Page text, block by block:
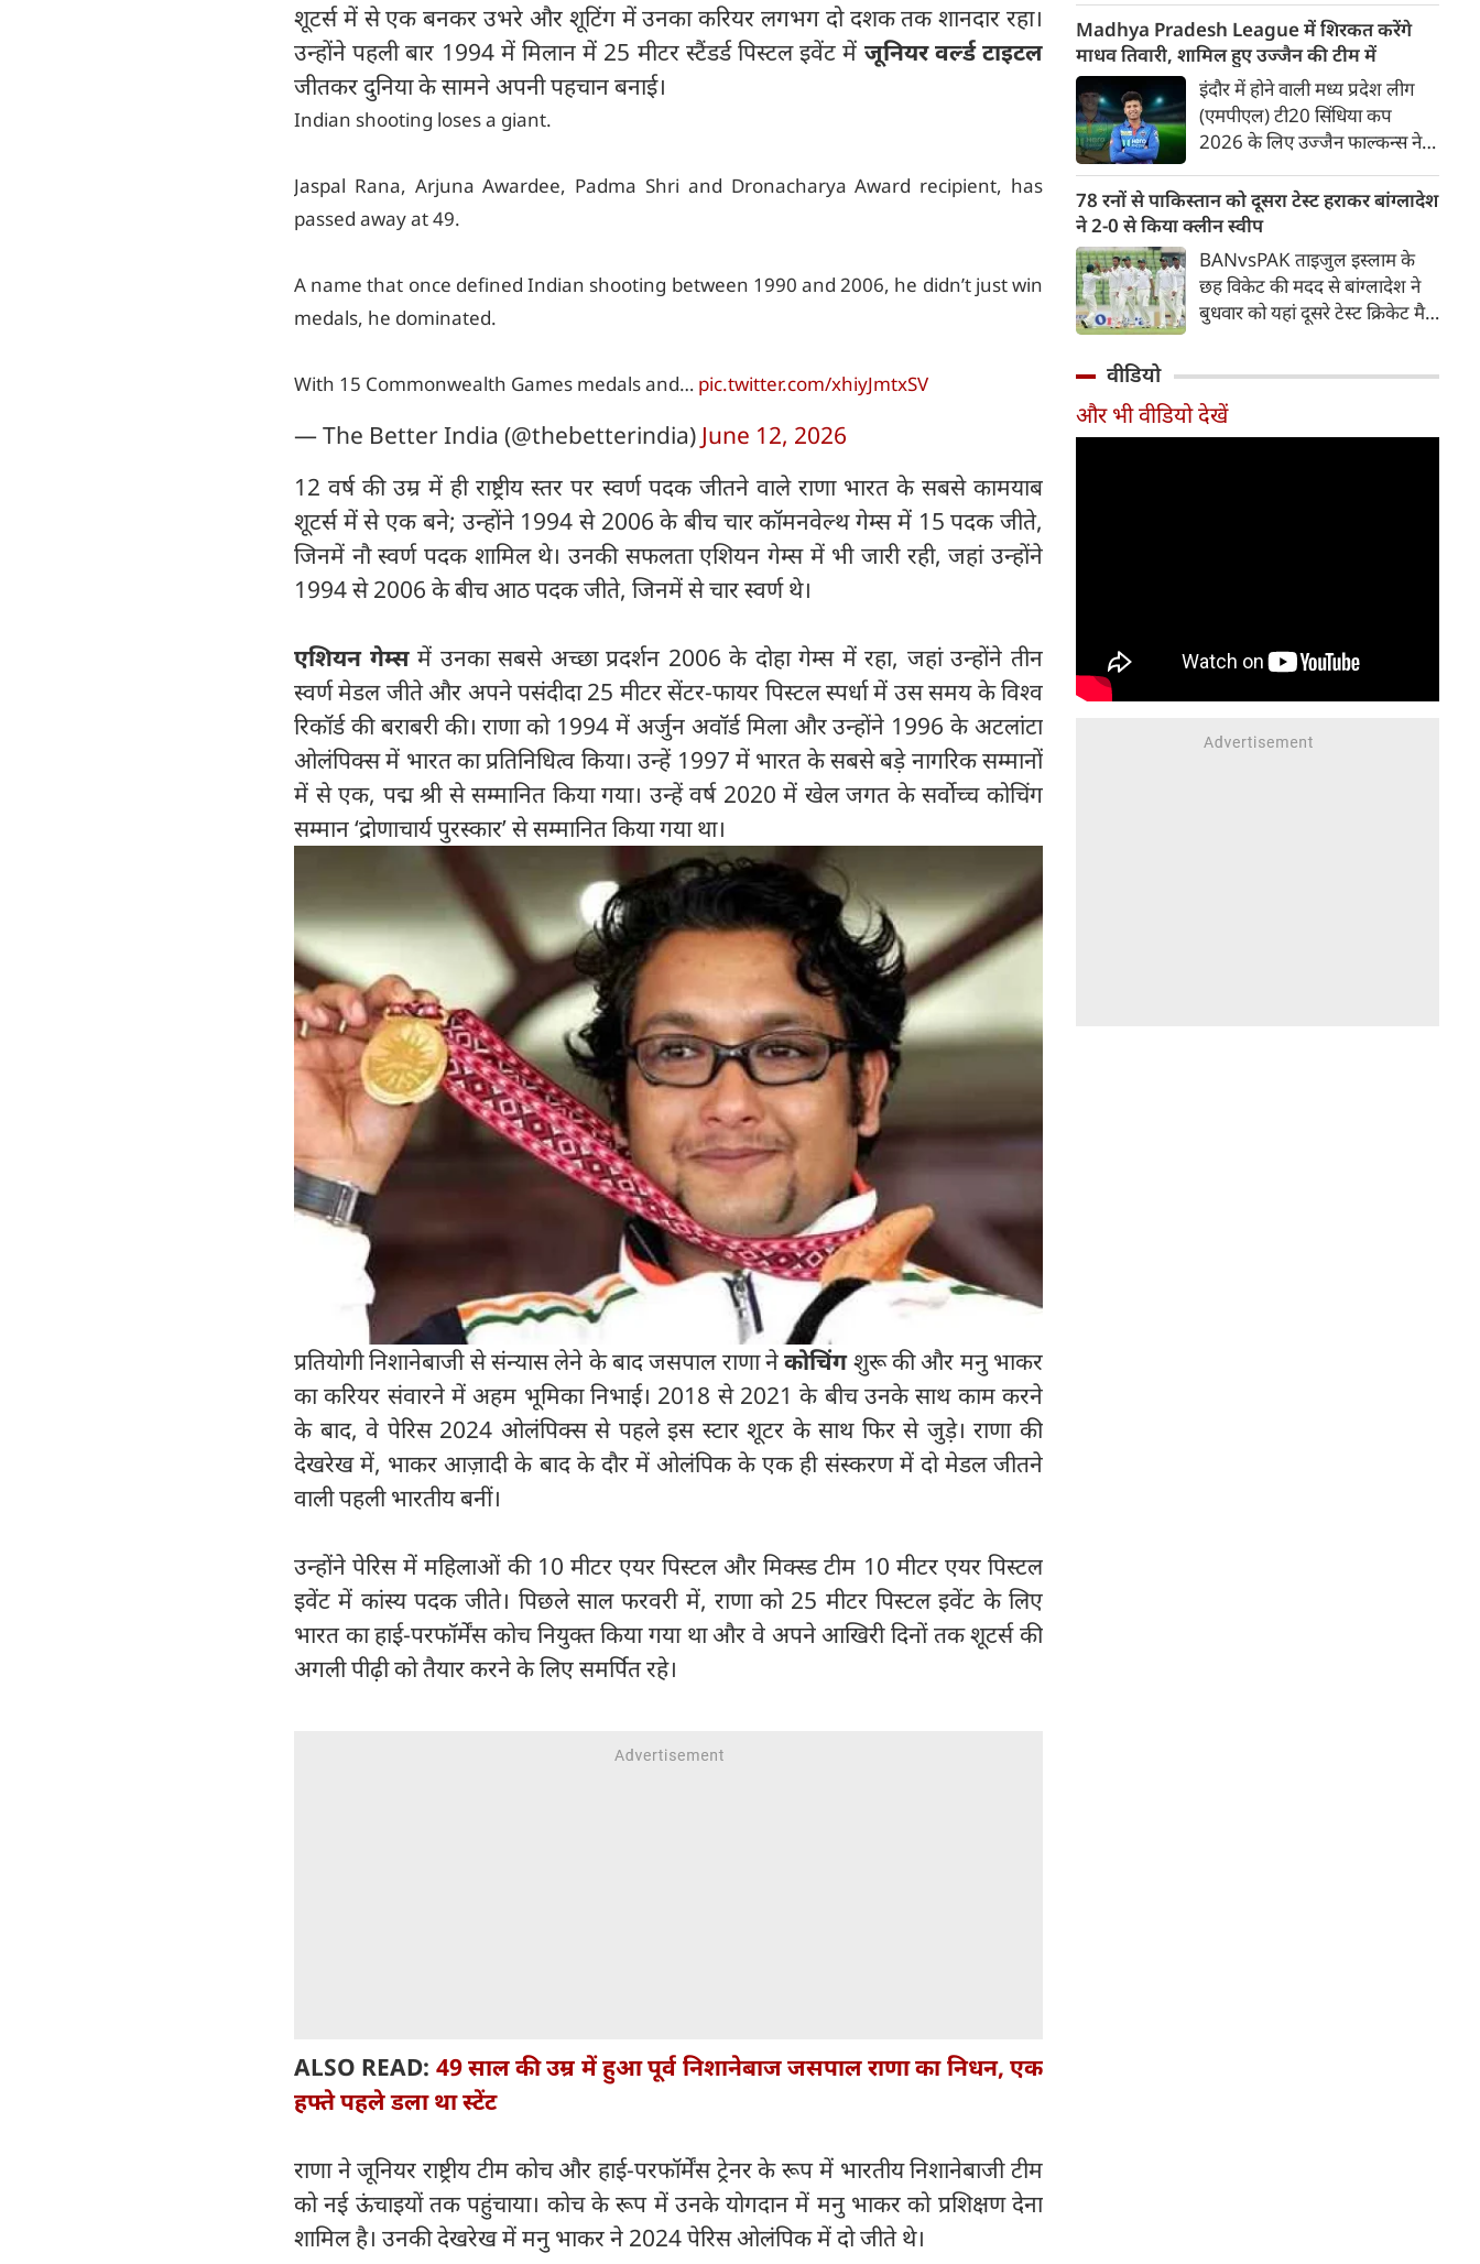
शूटर्स में से एक बनकर उभरे और शूटिंग में उनका करियर लगभग दो दशक तक शानदार रहा।
उन्होंने पहली बार 1994 में मिलान में 25 मीटर स्टैंडर्ड पिस्टल इवेंट में जूनियर वर्ल्ड टाइटल
जीतकर दुनिया के सामने अपनी पहचान बनाई।
Indian shooting loses a giant.
Jaspal Rana, Arjuna Awardee, Padma Shri and Dronacharya Award recipient, has
passed away at 49.
A name that once defined Indian shooting between 1990 and 2006, he didn’t just win
medals, he dominated.
With 15 Commonwealth Games medals and… pic.twitter.com/xhiyJmtxSV
— The Better India (@thebetterindia) June 12, 2026
12 वर्ष की उम्र में ही राष्ट्रीय स्तर पर स्वर्ण पदक जीतने वाले राणा भारत के सबसे कामयाब
शूटर्स में से एक बने; उन्होंने 1994 से 2006 के बीच चार कॉमनवेल्थ गेम्स में 15 पदक जीते,
जिनमें नौ स्वर्ण पदक शामिल थे। उनकी सफलता एशियन गेम्स में भी जारी रही, जहां उन्होंने
1994 से 2006 के बीच आठ पदक जीते, जिनमें से चार स्वर्ण थे।
एशियन गेम्समें उनका सबसे अच्छा प्रदर्शन 2006 के दोहा गेम्स में रहा, जहां उन्होंने तीन
स्वर्ण मेडल जीते और अपने पसंदीदा 25 मीटर सेंटर-फायर पिस्टल स्पर्धा में उस समय के विश्व
रिकॉर्ड की बराबरी की। राणा को 1994 में अर्जुन अवॉर्ड मिला और उन्होंने 1996 के अटलांटा
ओलंपिक्स में भारत का प्रतिनिधित्व किया। उन्हें 1997 में भारत के सबसे बड़े नागरिक सम्मानों
में से एक, पद्म श्री से सम्मानित किया गया। उन्हें वर्ष 2020 में खेल जगत के सर्वोच्च कोचिंग
सम्मान ‘द्रोणाचार्य पुरस्कार’ से सम्मानित किया गया था।
प्रतियोगी निशानेबाजी से संन्यास लेने के बाद जसपाल राणा नेकोचिंगशुरू की और मनु भाकर
का करियर संवारने में अहम भूमिका निभाई। 2018 से 2021 के बीच उनके साथ काम करने
के बाद, वे पेरिस 2024 ओलंपिक्स से पहले इस स्टार शूटर के साथ फिर से जुड़े। राणा की
देखरेख में, भाकर आज़ादी के बाद के दौर में ओलंपिक के एक ही संस्करण में दो मेडल जीतने
वाली पहली भारतीय बनीं।
उन्होंने पेरिस में महिलाओं की 10 मीटर एयर पिस्टल और मिक्स्ड टीम 10 मीटर एयर पिस्टल
इवेंट में कांस्य पदक जीते। पिछले साल फरवरी में, राणा को 25 मीटर पिस्टल इवेंट के लिए
भारत का हाई-परफॉर्मेंस कोच नियुक्त किया गया था और वे अपने आखिरी दिनों तक शूटर्स की
अगली पीढ़ी को तैयार करने के लिए समर्पित रहे।
ALSO READ: 49 साल की उम्र में हुआ पूर्व निशानेबाज जसपाल राणा का निधन, एक
हफ्ते पहले डला था स्टेंट
राणा ने जूनियर राष्ट्रीय टीम कोच और हाई-परफॉर्मेंस ट्रेनर के रूप में भारतीय निशानेबाजी टीम
को नई ऊंचाइयों तक पहुंचाया। कोच के रूप में उनके योगदान में मनु भाकर को प्रशिक्षण देना
शामिल है। उनकी देखरेख में मनु भाकर ने 2024 पेरिस ओलंपिक में दो जीते थे।
टूर्नामेंट में दूसरे सबसे ज़्यादा हैं। सबसे
ज़्यादा 59 छक्के क्रिस गेल ने
आईपीएल 2012 में लगाए थे।
सूर्यवंशी की नज़रें अब गेल के रिकॉर्ड
पर होंगी।
Madhya Pradesh League में शिरकत करेंगे
माधव तिवारी, शामिल हुए उज्जैन की टीम में
इंदौर में होने वाली मध्य प्रदेश लीग
(एमपीएल) टी20 सिंधिया कप
2026 के लिए उज्जैन फाल्कन्स ने
जिसमें युवा ऑलराउंडर माधव तिवारी
सबसे बड़े आकर्षण के रूप में
उभरकर सामने आए हैं। इंडियन
प्रीमियर लीग में दिल्ली कैपिटल्स का
हिस्सा रहे माधव तिवारी इस समय
मध्य प्रदेश के सबसे चर्चित युवा
78 रनों से पाकिस्तान को दूसरा टेस्ट हराकर बांग्लादेश
ने 2-0 से किया क्लीन स्वीप
BANvsPAK ताइजुल इस्लाम के
छह विकेट की मदद से बांग्लादेश ने
बुधवार को यहां दूसरे टेस्ट क्रिकेट मैच
का पीछा करते हुए 358 रन पर
आउट हो गई। बांग्लादेश ने पहला
वीडियो
और भी वीडियो देखें